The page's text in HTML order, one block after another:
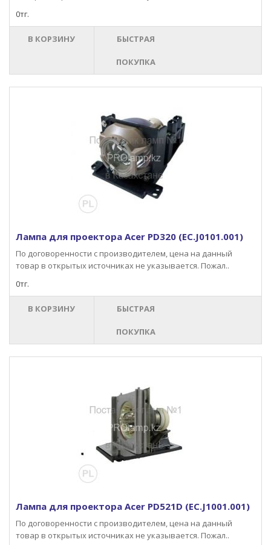
0тг.
В КОРЗИНУ БЫСТРАЯ
ПОКУПКА
Лампа для проектора Acer PD320 (EC.J0101.001)
По договоренности с производителем, цена на данный
товар в открытых источниках не указывается. Пожал..
0тг.
В КОРЗИНУ БЫСТРАЯ
ПОКУПКА
Лампа для проектора Acer PD521D (EC.J1001.001)
По договоренности с производителем, цена на данный
товар в открытых источниках не указывается. Пожал..